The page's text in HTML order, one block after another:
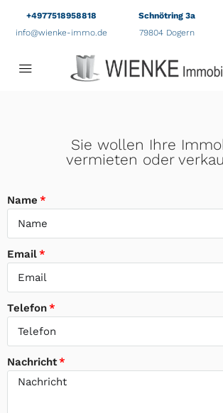
+4977518958818
info@wienke-immo.de
Schnötring 3a
79804 Dogern
Sie wollen Ihre
vermieten oder
Name
Email
Telefon
Nachricht